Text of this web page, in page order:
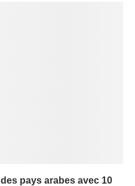
pays arabes avec 10